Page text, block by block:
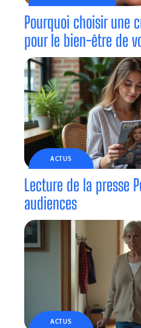
Pourquoi choisir une
pour le bien-être de
ACTUS
Lecture de la presse
audiences
ACTUS